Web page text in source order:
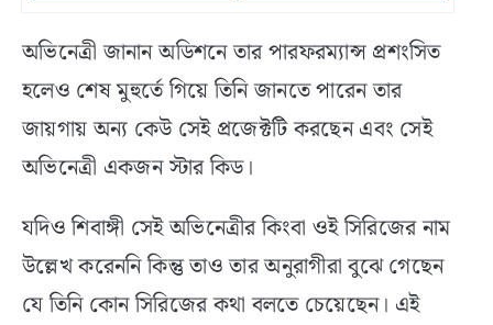
অভিনেত্রী জানান অডিশনে তার পারফরম্যান্স প্রশংসিত
হলেও শেষ মুহুর্তে গিয়ে তিনি জানতে পারেন তার
জায়গায় অন্য কেউ সেই প্রজেক্টটি করছেন এবং সেই
অভিনেত্রী একজন স্টার কিড।
যদিও শিবাঙ্গী সেই অভিনেত্রীর কিংবা ওই সিরিজের নাম
উল্লেখ করেননি কিন্তু তাও তার অনুরাগীরা বুঝে গেছেন
যে তিনি কোন সিরিজের কথা বলতে চেয়েছেন। এই